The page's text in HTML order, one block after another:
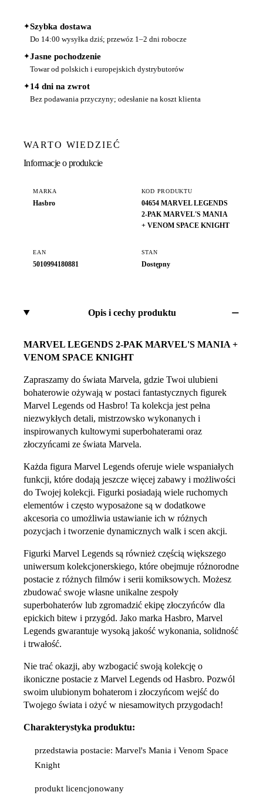
✦Szybka dostawa
Do 14:00 wysyłka dziś; przewóz 1–2 dni robocze
✦Jasne pochodzenie
Towar od polskich i europejskich dystrybutorów
✦14 dni na zwrot
Bez podawania przyczyny; odesłanie na koszt klienta
WARTO WIEDZIEĆ
Informacje o produkcie
MARKA
Hasbro
KOD PRODUKTU
04654 MARVEL LEGENDS
2-PAK MARVEL'S MANIA
+ VENOM SPACE KNIGHT
EAN
5010994180881
STAN
Dostępny
Opis i cechy produktu
MARVEL LEGENDS 2-PAK MARVEL'S MANIA +
VENOM SPACE KNIGHT
Zapraszamy do świata Marvela, gdzie Twoi ulubieni
bohaterowie ożywają w postaci fantastycznych figurek
Marvel Legends od Hasbro! Ta kolekcja jest pełna
niezwykłych detali, mistrzowsko wykonanych i
inspirowanych kultowymi superbohaterami oraz
złoczyńcami ze świata Marvela.
Każda figura Marvel Legends oferuje wiele wspaniałych
funkcji, które dodają jeszcze więcej zabawy i możliwości
do Twojej kolekcji. Figurki posiadają wiele ruchomych
elementów i często wyposażone są w dodatkowe
akcesoria co umożliwia ustawianie ich w różnych
pozycjach i tworzenie dynamicznych walk i scen akcji.
Figurki Marvel Legends są również częścią większego
uniwersum kolekcjonerskiego, które obejmuje różnorodne
postacie z różnych filmów i serii komiksowych. Możesz
zbudować swoje własne unikalne zespoły
superbohaterów lub zgromadzić ekipę złoczyńców dla
epickich bitew i przygód. Jako marka Hasbro, Marvel
Legends gwarantuje wysoką jakość wykonania, solidność
i trwałość.
Nie trać okazji, aby wzbogacić swoją kolekcję o
ikoniczne postacie z Marvel Legends od Hasbro. Pozwól
swoim ulubionym bohaterom i złoczyńcom wejść do
Twojego świata i ożyć w niesamowitych przygodach!
Charakterystyka produktu:
przedstawia postacie: Marvel's Mania i Venom Space
Knight
produkt licencjonowany